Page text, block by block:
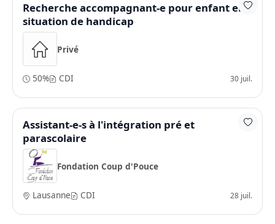
Recherche accompagnant-e pour enfant en
situation de handicap
Privé
50% CDI 30 juil.
Assistant-e-s à l'intégration pré et
parascolaire
Fondation Coup d'Pouce
Lausanne CDI 28 juil.